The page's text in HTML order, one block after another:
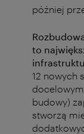
później
to
12 nowych
budowy)
stworzą